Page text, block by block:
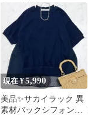
現在 ¥5,990
美品✨サカイラック 異
素材バックシフォン切